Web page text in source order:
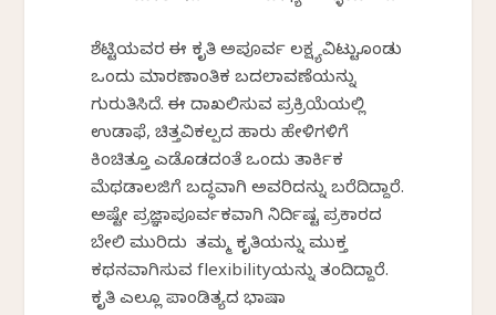
ಶೆಟ್ಟಿಯವರ ಈ ಕೃತಿ ಅಪೂರ್ವ ಲಕ್ಷ್ಯವಿಟ್ಟುಕೊಂಡು
ಒಂದು ಮಾರಣಾಂತಿಕ ಬದಲಾವಣೆಯನ್ನು
ಗುರುತಿಸಿದೆ. ಈ ದಾಖಲಿಸುವ ಪ್ರಕ್ರಿಯೆಯಲ್ಲಿ
ಉಡಾಫೆ, ಚಿತ್ತವಿಕಲ್ಪದ ಹಾರು ಹೇಳಿಕೆಗಳಿಗೆ
ಕಿಂಚಿತ್ತೂ ಎಡೆಕೊಡದಂತೆ ಒಂದು ತಾರ್ಕಿಕ
ಮೆಥಡಾಲಜಿಗೆ ಬದ್ಧವಾಗಿ ಅವರಿದನ್ನು ಬರೆದಿದ್ದಾರೆ.
ಅಷ್ಟೇ ಪ್ರಜ್ಞಾಪೂರ್ವಕವಾಗಿ ನಿರ್ದಿಷ್ಟ ಪ್ರಕಾರದ
ಬೇಲಿ ಮುರಿದು ತಮ್ಮ ಕೃತಿಯನ್ನು ಮುಕ್ತ
ಕಥನವಾಗಿಸುವ flexibilityಯನ್ನು ತಂದಿದ್ದಾರೆ.
ಕೃತಿ ಎಲ್ಲೂ ಪಾಂಡಿತ್ಯದ ಭಾಷಾ